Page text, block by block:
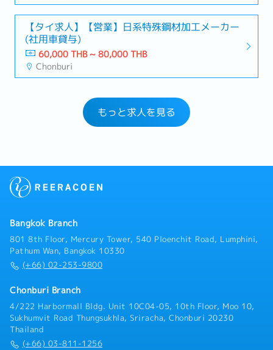
【タイ求人】【営業】日系特殊鋼材加工メーカー
(社用車貸与)
60,000 THB ~ 80,000 THB
Chonburi
もっと求人を見る
Bangkok Branch
801 8th Floor, Mercury Tower, 540 Ploenchit Road, Lumphini,
Pathum Wan, Bangkok 10330
(+66) 02-253-9800
Chonburi Branch
4/222 Harbormall Bldg. Unit 10C04-05, 10th Floor, Moo 10,
Sukhumvit Road Thungsukhla, Sriracha, Chonburi 20230
Thailand
(+66) 03-811-1256